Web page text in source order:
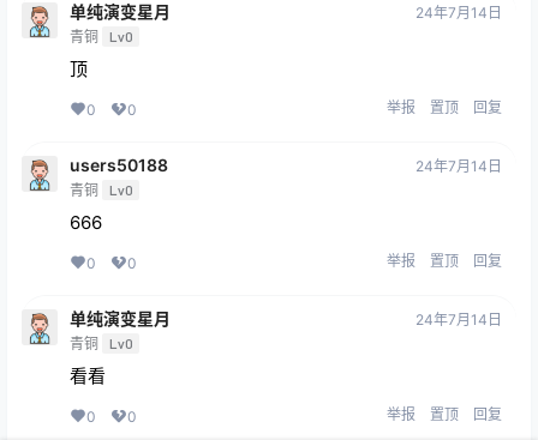
单纯演变星月
青铜 Lv0
24年7月14日
顶
0 0 举报 置顶 回复
users50188
青铜 Lv0
24年7月14日
666
0 0 举报 置顶 回复
单纯演变星月
青铜 Lv0
24年7月14日
看看
0 0 举报 置顶 回复